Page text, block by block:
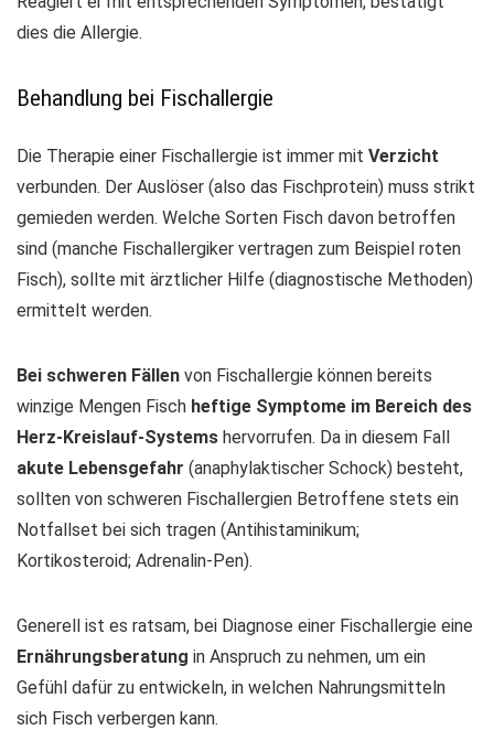
dies die Allergie.
Behandlung bei Fischallergie
Die Therapie einer Fischallergie ist immer mit Verzicht
verbunden. Der Auslöser (also das Fischprotein) muss strikt
gemieden werden. Welche Sorten Fisch davon betroffen
sind (manche Fischallergiker vertragen zum Beispiel roten
Fisch), sollte mit ärztlicher Hilfe (diagnostische Methoden)
ermittelt werden.
Bei schweren Fällen von Fischallergie können bereits
winzige Mengen Fisch heftige Symptome im Bereich des
Herz-Kreislauf-Systems hervorrufen. Da in diesem Fall
akute Lebensgefahr (anaphylaktischer Schock) besteht,
sollten von schweren Fischallergien Betroffene stets ein
Notfallset bei sich tragen (Antihistaminikum;
Kortikosteroid; Adrenalin-Pen).
Generell ist es ratsam, bei Diagnose einer Fischallergie eine
Ernährungsberatung in Anspruch zu nehmen, um ein
Gefühl dafür zu entwickeln, in welchen Nahrungsmitteln
sich Fisch verbergen kann.